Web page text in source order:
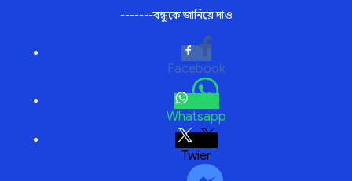
-------বন্ধুকে জানিয়ে দাও
Facebook
Whatsapp
Twitter